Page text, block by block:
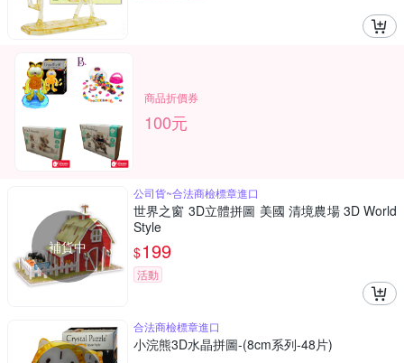
商品折價券
100元
補貨中
公司貨~合法商檢標章進口
世界之窗 3D立體拼圖 美國 清境農場 3D World
Style
$199
活動
合法商檢標章進口
小浣熊3D水晶拼圖-(8cm系列-48片)